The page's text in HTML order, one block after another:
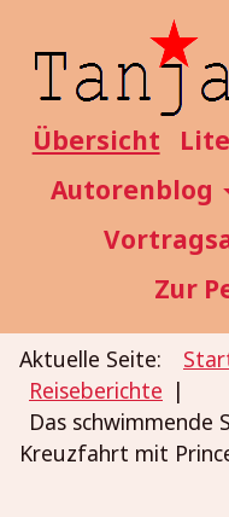
SKIP TO MAIN
Übersicht
Autorenblog
Zur
Aktuelle Seite:
Reiseberichte
Das schwimmende
Kreuzfahrt mit